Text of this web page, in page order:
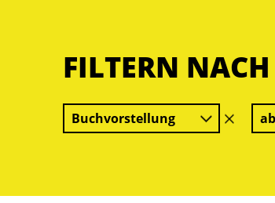
FILTERN NACH
Buchvorstellung
Filter
löschen